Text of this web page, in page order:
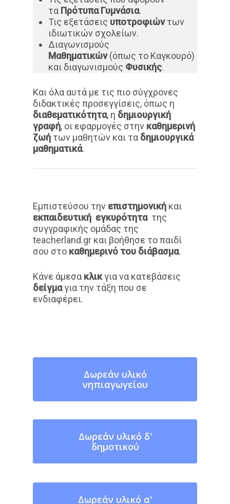
τα Πρότυπα Γυμνάσια.
Τις εξετάσεις υποτροφιώντων
ιδιωτικών σχολείων.
Διαγωνισμούς
Μαθηματικών(όπως το Καγκουρό)
και διαγωνισμούς Φυσικής.
Και όλα αυτά με τις πιο σύγχρονες
διδακτικές προσεγγίσεις, όπως η
διαθεματικότητα, η δημιουργική
γραφή, οι εφαρμογές στην καθημερινή
ζωή των μαθητών και τα δημιουργικά
μαθηματικά.
Εμπιστεύσου την επιστημονική και
εκπαιδευτική εγκυρότητατης
συγγραφικής ομάδας της
teacherland.gr και βοήθησε το παιδί
σου στο καθημερινό του διάβασμα.
Κάνε άμεσα κλικγια να κατεβάσεις
δείγμαγια την τάξη που σε
ενδιαφέρει.
Δωρεάν υλικό
νηπιαγωγείου
Δωρεάν υλικό δ'
δημοτικού
Δωρεάν υλικό α'